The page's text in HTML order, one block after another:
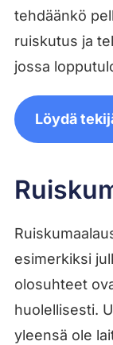
tehdäänkö
ruiskutus ja
jossa
Löydä
esimerkiksi
olosuhteet
huolellisesti.
yleensä ole